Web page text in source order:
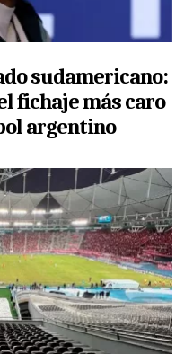
sudamericano:
fichaje más caro
argentino